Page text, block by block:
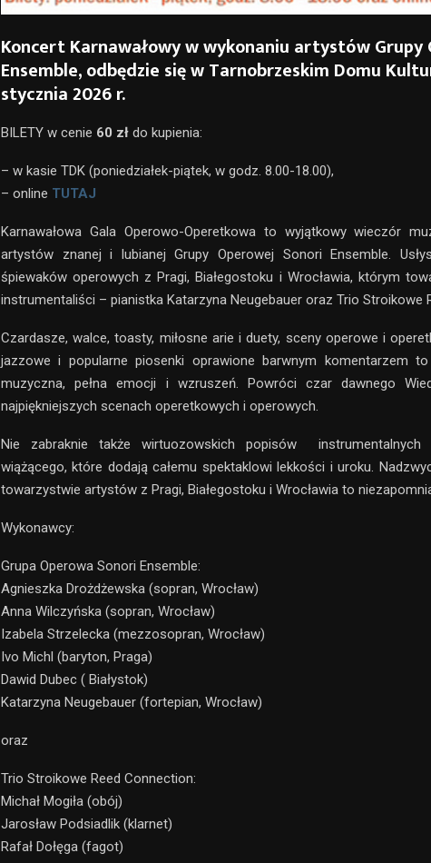
Koncert Karnawałowy w wykonaniu artystówGrupy
Ensemble, odbędzie się w Tarnobrzeskim Domu
stycznia 2026 r.
BILETY w cenie 60 zł do kupienia:
– w kasie TDK (poniedziałek-piątek, w godz. 8.00-18.00),
– online TUTAJ
Karnawałowa Gala Operowo-Operetkowa to wyjątkowy wieczór
artystów znanej i lubianej Grupy Operowej Sonori Ensemble.
śpiewaków operowych z Pragi, Białegostoku i Wrocławia, którym
instrumentaliści – pianistka Katarzyna Neugebauer oraz Trio Stroikowe
Czardasze, walce, toasty, miłosne arie i duety, sceny operowe i
jazzowe i popularne piosenki oprawione barwnym komentarzem
muzyczna, pełna emocji i wzruszeń. Powróci czar dawnego
najpiękniejszych scenach operetkowych i operowych.
Nie zabraknie także wirtuozowskich popisów instrumentalnych
wiążącego, które dodają całemu spektaklowi lekkości i uroku.
towarzystwie artystów z Pragi, Białegostoku i Wrocławia to
Wykonawcy:
Grupa Operowa Sonori Ensemble:
Agnieszka Drożdżewska (sopran, Wrocław)
Anna Wilczyńska (sopran, Wrocław)
Izabela Strzelecka (mezzosopran, Wrocław)
Ivo Michl (baryton, Praga)
Dawid Dubec ( Białystok)
Katarzyna Neugebauer (fortepian, Wrocław)
oraz
Trio Stroikowe Reed Connection:
Michał Mogiła (obój)
Jarosław Podsiadlik (klarnet)
Rafał Dołęga (fagot)